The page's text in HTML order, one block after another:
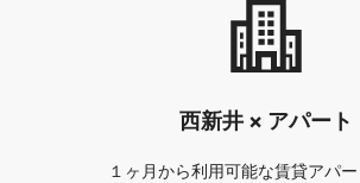
西新井 × アパート
１ヶ月から利用可能な賃貸アパ